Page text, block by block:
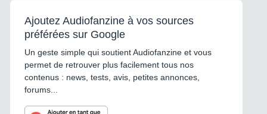
Ajoutez Audiofanzine à vos sources
préférées sur Google
Un geste simple qui soutient Audiofanzine et vous
permet de retrouver plus facilement tous nos
contenus : news, tests, avis, petites annonces,
forums...